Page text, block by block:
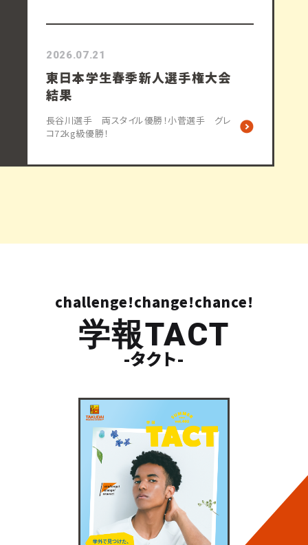
2026.07.21
東日本学生春季新人選手権大会
結果
長谷川選手 両スタイル優勝！小菅選手 グレ
コ72kg級優勝！
challenge!change!chance!
学報TACT
-タクト-